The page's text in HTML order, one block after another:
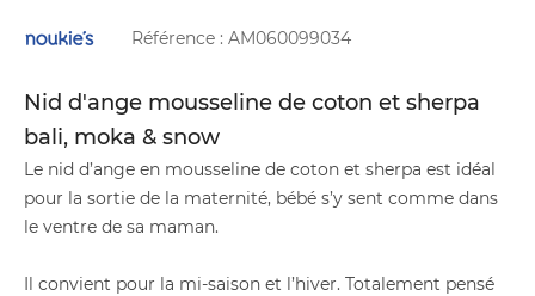
Référence : AM060099034
Nid d'ange mousseline de coton et sherpa
bali, moka & snow
Le nid d’ange en mousseline de coton et sherpa est idéal
pour la sortie de la maternité, bébé s’y sent comme dans
le ventre de sa maman.
Il convient pour la mi-saison et l’hiver. Totalement pensé